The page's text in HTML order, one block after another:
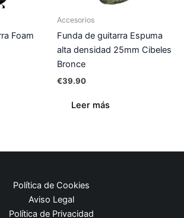
Foam
Accesorios
Funda de guitarra Espuma
alta densidad 25mm Cibeles
Bronce
€39.90
Leer más
Política de Cookies
Aviso Legal
Política de Privacidad